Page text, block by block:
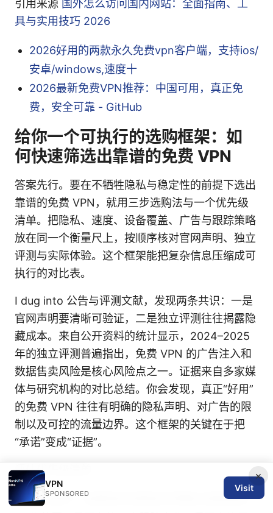
引用来源 国外怎么访问国内网站：全面指南、工
具与实用技巧 2026
2026好用的两款永久免费vpn客户端，支持ios/
安卓/windows,速度十
2026最新免费VPN推荐：中国可用，真正免
费，安全可靠 - GitHub
给你一个可执行的选购框架：如
何快速筛选出靠谱的免费 VPN
答案先行。要在不牺牲隐私与稳定性的前提下选出
靠谱的免费 VPN，就用三步选购法与一个优先级
清单。把隐私、速度、设备覆盖、广告与跟踪策略
放在同一个衡量尺上，按顺序核对官网声明、独立
评测与实际体验。这个框架能把复杂信息压缩成可
执行的对比表。
I dug into 公告与评测文献，发现两条共识：一是
官网声明要清晰可验证，二是独立评测往往揭露隐
藏成本。来自公开资料的统计显示，2024–2025
年的独立评测普遍指出，免费 VPN 的广告注入和
数据售卖风险是核心风险点之一。证据来自多家媒
体与研究机构的对比总结。你会发现，真正“好用”
的免费 VPN 往往有明确的隐私声明、对广告的限
制以及可控的流量边界。这个框架的关键在于把
“承诺”变成“证据”。
评估优先级清单
隐私保护：查看隐私政策是否明确记录数据收
×
VPN
SPONSORED
Visit